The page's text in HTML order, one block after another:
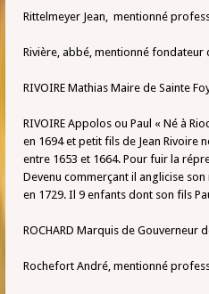
Rittelmeyer Jean, mentionné
Rivière, abbé, mentionné fondateur
RIVOIRE Mathias Maire de Sainte
RIVOIRE Appolos ou Paul « Né à
en 1694 et petit fils de Jean Rivoire
entre 1653 et 1664. Pour fuir la
Devenu commerçant il anglicise
en 1729. Il 9 enfants dont son fils
ROCHARD Marquis de Gouverneur
Rochefort André, mentionné